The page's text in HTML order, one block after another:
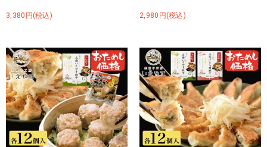
3,380円(税込) 2,980円(税込)